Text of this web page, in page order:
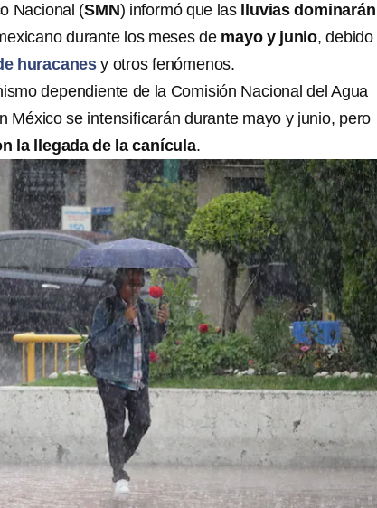
Nacional (SMN) informó que las
lluvias dominarán
durante los meses de mayo y junio, debido
huracanesy otros fenómenos.
dependiente de la Comisión Nacional del Agua
México se intensificarán durante mayo y junio, pero
la llegada de la canícula.